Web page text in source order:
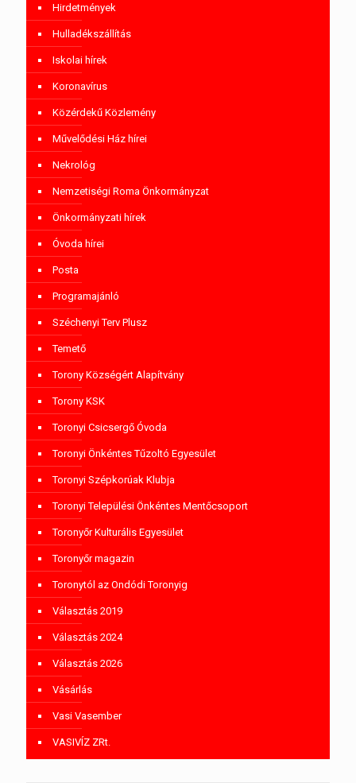
Hirdetmények
Hulladékszállítás
Iskolai hírek
Koronavírus
Közérdekű Közlemény
Művelődési Ház hírei
Nekrológ
Nemzetiségi Roma Önkormányzat
Önkormányzati hírek
Óvoda hírei
Posta
Programajánló
Széchenyi Terv Plusz
Temető
Torony Községért Alapítvány
Torony KSK
Toronyi Csicsergő Óvoda
Toronyi Önkéntes Tűzoltó Egyesület
Toronyi Szépkorúak Klubja
Toronyi Települési Önkéntes Mentőcsoport
Toronyőr Kulturális Egyesület
Toronyőr magazin
Toronytól az Ondódi Toronyig
Választás 2019
Választás 2024
Választás 2026
Vásárlás
Vasi Vasember
VASIVÍZ ZRt.